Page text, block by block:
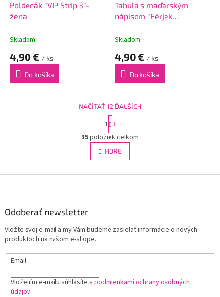
Poldecák "VIP Strip 3"-
žena
Skladom
4,90 € / ks
Do košíka
Tabuľa s maďarským
nápisom "Férjek
Skladom
4,90 € / ks
Do košíka
O
v
l
á
r
v
y
p
NAČÍTAŤ 12 ĎALŠÍCH
S
t
r
á
n
k
v
1 3
35položiek celkom
HORE
Odoberať newsletter
Vložte svoj e-mail a my Vám budeme zasielať informácie o nových
produktoch na našom e-shope.
Email
Vložením e-mailu súhlasíte s podmienkami ochrany osobných
údajov